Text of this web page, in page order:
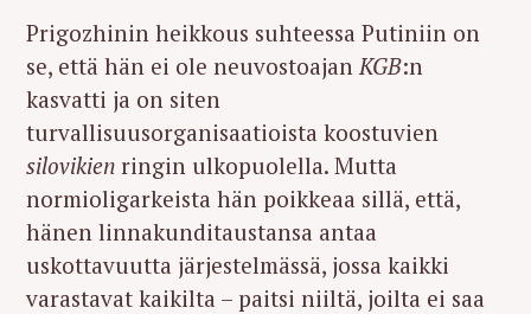
Prigozhinin heikkous suhteessa Putiniin on
se, että hän ei ole neuvostoajan KGB:n
kasvatti ja on siten
turvallisuusorganisaatioista koostuvien
silovikien ringin ulkopuolella. Mutta
normioligarkeista hän poikkeaa sillä, että,
hänen linnakunditaustansa antaa
uskottavuutta järjestelmässä, jossa kaikki
varastavat kaikilta – paitsi niiltä, joilta ei saa